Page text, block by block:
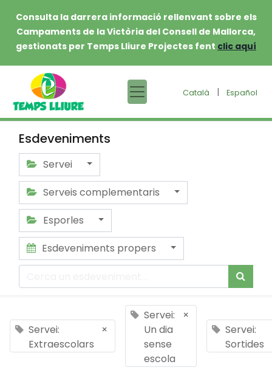
Consulta la darrera informació rellenvant sobre els
Campaments de la Victòria del Consell de Mallorca,
gestionats per Temps Lliure Projectes fent clic aquí
Català | Español
Esdeveniments
Servei
Serveis complementaris
Esporles
Esdeveniments propers
Servei:
Extraescolars
×
Servei:
Un dia
sense
escola
×
Servei:
Sortides